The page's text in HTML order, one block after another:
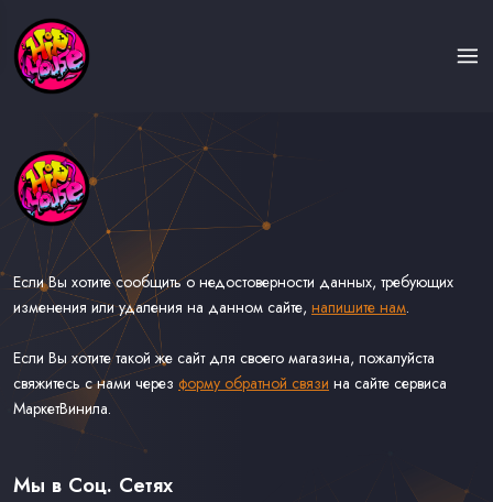
Если Вы хотите сообщить о недостоверности данных, требующих
изменения или удаления на данном сайте, напишите нам.
Если Вы хотите такой же сайт для своего магазина, пожалуйста
свяжитесь с нами через форму обратной связи на сайте сервиса
МаркетВинила.
Каталог Музыки на Виниле В Наличии
Доставка и Оплата
Мы в Соц. Сетях